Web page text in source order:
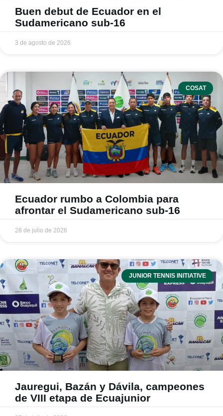
Buen debut de Ecuador en el
Sudamericano sub-16
3 de agosto de 2026
COSAT
Ecuador rumbo a Colombia para
afrontar el Sudamericano sub-16
28 de julio de 2026
JUNIOR TENNIS INITIATIVE
Jauregui, Bazán y Dávila, campeones
de VIII etapa de Ecuajunior